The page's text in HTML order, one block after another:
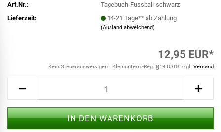
Art.Nr.:
Tagebuch-Fussball-schwarz
Lieferzeit:
14-21 Tage** ab Zahlung
(Ausland abweichend)
12,95 EUR*
Kein Steuerausweis gem. Kleinuntern.-Reg. §19 UStG zzgl. Versand